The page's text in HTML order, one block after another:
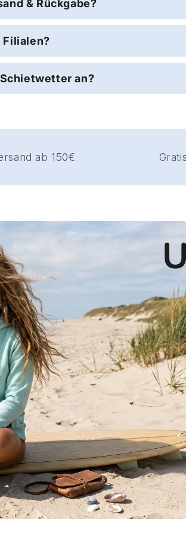
& Rückgabe?
an?
Gratis versand ab 150€